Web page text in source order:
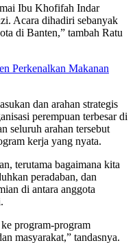
Ibu Khofifah Indar
Acara dihadiri sebanyak
di Banten,” tambah Ratu
Perkenalkan Makanan
dan arahan strategis
perempuan terbesar di
seluruh arahan tersebut
kerja yang nyata.
terutama bagaimana kita
peradaban, dan
di antara anggota
program-program
masyarakat,” tandasnya.